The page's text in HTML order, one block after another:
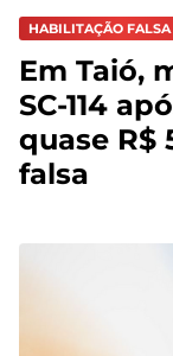
HABILITAÇÃO
Em Taió,
SC-114
quase R$
falsa